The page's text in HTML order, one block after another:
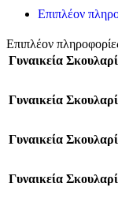
κωδ.109798
ποσότητα
Επιπλέον
Επιπλέον
Γυναικεία
Γυναικεία
Γυναικεία
Γυναικεία